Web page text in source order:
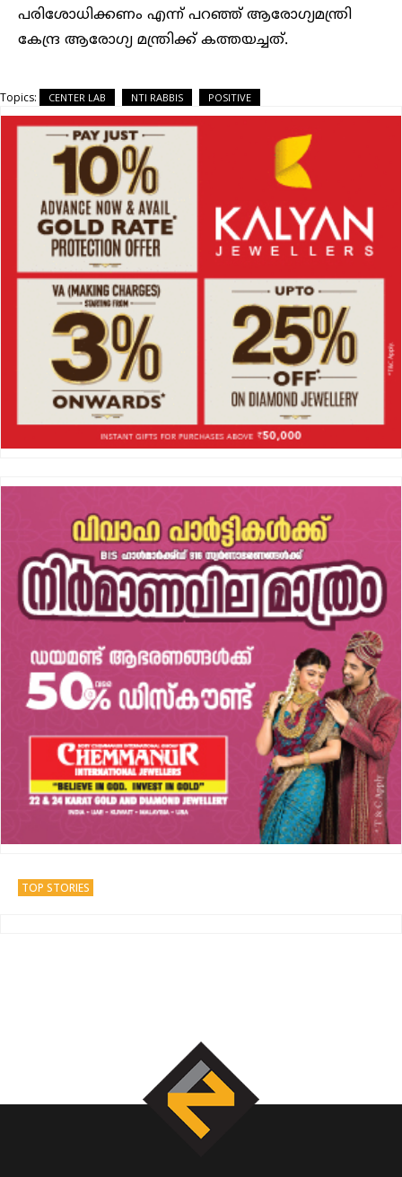
പരിശോധിക്കണം എന്ന് പറഞ്ഞ് ആരോഗ്യമന്ത്രി
കേന്ദ്ര ആരോഗ്യ മന്ത്രിക്ക് കത്തയച്ചത്.
Topics: CENTER LAB NTI RABBIS POSITIVE
TOP STORIES